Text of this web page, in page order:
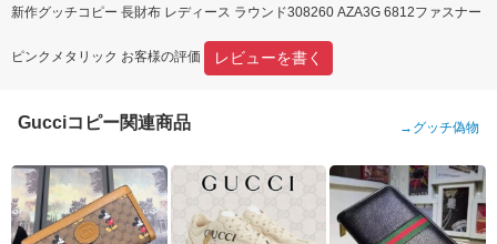
新作グッチコピー 長財布 レディース ラウンド308260 AZA3G 6812ファスナー
ピンクメタリック お客様の評価 レビューを書く
Gucciコピー関連商品 → グッチ偽物